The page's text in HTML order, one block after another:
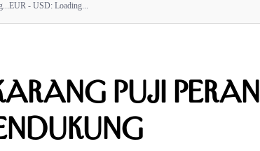
EUR - USD: Loading...
Puji Peran